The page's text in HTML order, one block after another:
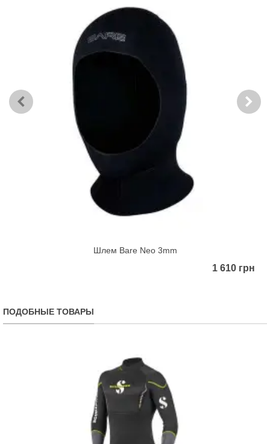
Шлем Bare Neo 3mm
1 610 грн
ПОДОБНЫЕ ТОВАРЫ